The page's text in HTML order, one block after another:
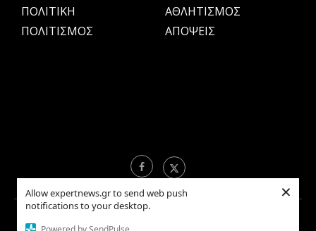
Allow expertnews.gr to send web push
notifications to your desktop.
×
ΠΟΛΙΤΙΚΗ
ΠΟΛΙΤΙΣΜΟΣ
ΑΘΛΗΤΙΣΜΟΣ
ΑΠΟΨΕΙΣ